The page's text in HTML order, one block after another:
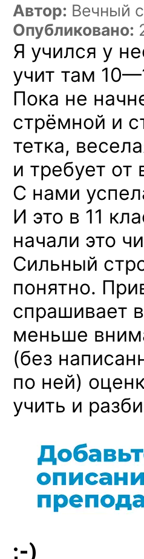
Автор: Вечный
Опубликовано:
Я учился у
учит там
Пока не
стрёмной и
тетка,
и требует от
С нами
И это в 11
начали это
Сильный
понятно.
спрашивает
меньше
(без
по ней)
учить и